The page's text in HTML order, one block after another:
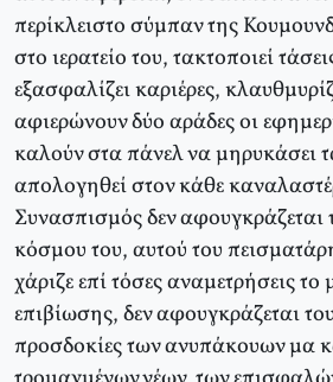
περίκλειστο σύμπαν της
στο ιερατείο του, τακτοποιεί
εξασφαλίζει καριέρες,
αφιερώνουν δύο αράδες οι
καλούν στα πάνελ να μηρυκάσει
απολογηθεί στον κάθε
Συνασπισμός δεν αφουγκράζεται
κόσμου του, αυτού του
χάριζε επί τόσες αναμετρήσεις
επιβίωσης, δεν αφουγκράζεται
προσδοκίες των ανυπάκουων μα